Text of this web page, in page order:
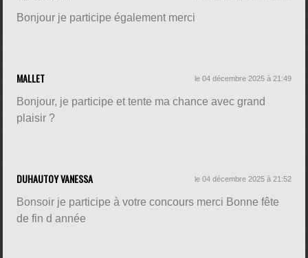
Bonjour je participe également merci
MALLET le 04 décembre 2025 à 21:49
Bonjour, je participe et tente ma chance avec grand
plaisir ?
DUHAUTOY VANESSA le 04 décembre 2025 à 21:52
Bonsoir je participe à votre concours merci Bonne fête
de fin d année